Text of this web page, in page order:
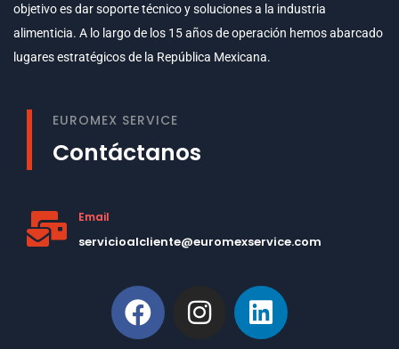
objetivo es dar soporte técnico y soluciones a la industria
alimenticia. A lo largo de los 15 años de operación hemos abarcado
lugares estratégicos de la República Mexicana.
EUROMEX SERVICE
Contáctanos
Email
servicioalcliente@euromexservice.com